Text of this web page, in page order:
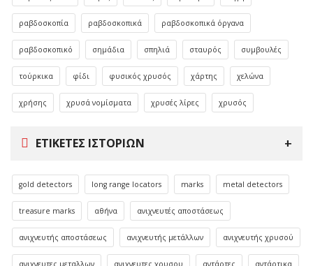
ραβδοσκοπία ραβδοσκοπικά ραβδοσκοπικά όργανα
ραβδοσκοπικό σημάδια σπηλιά σταυρός συμβουλές
τούρκικα φίδι φυσικός χρυσός χάρτης χελώνα
χρήσης χρυσά νομίσματα χρυσές λίρες χρυσός
ΕΤΙΚΈΤΕΣ ΙΣΤΟΡΙΏΝ
gold detectors long range locators marks metal detectors
treasure marks αθήνα ανιχνευτές αποστάσεως
ανιχνευτής αποστάσεως ανιχνευτής μετάλλων ανιχνευτής χρυσού
ανιχνευτες μεταλλων ανιχνευτες χρυσου αντάρτες αντάρτικα